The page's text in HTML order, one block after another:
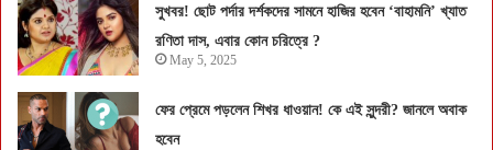
সুখবর! ছোট পর্দার দর্শকদের সামনে হাজির হবেন ‘বাহামনি’ খ্যাত
রণিতা দাস, এবার কোন চরিত্রে ?
May 5, 2025
ফের প্রেমে পড়লেন শিখর ধাওয়ান! কে এই সুন্দরী? জানলে অবাক
হবেন